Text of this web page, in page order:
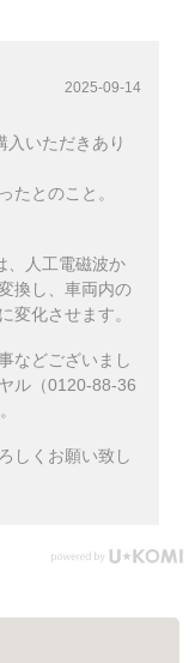
2025-09-14
入いただきあり
たとのこと。
、人工電磁波か
換し、車両内の
変化させます。
などございまし
ル（0120-88-36
しくお願い致し